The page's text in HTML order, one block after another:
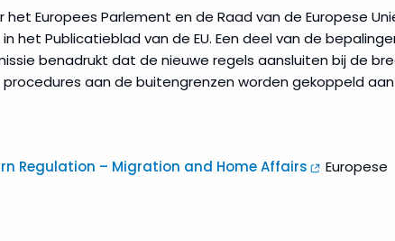
Europees Parlement en de Raad van de Europese
Publicatieblad van de EU. Een deel van de
benadrukt dat de nieuwe regels aansluiten bij de
aan de buitengrenzen worden gekoppeld aan
Regulation – Migration and Home Affairs
Europese